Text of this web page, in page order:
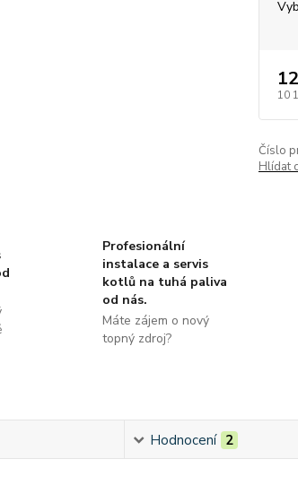
10
Číslo
Hlídat
Profesionální
instalace a servis
kotlů na tuhá paliva
od nás.
Máte zájem o nový
topný zdroj?
Hodnocení 2